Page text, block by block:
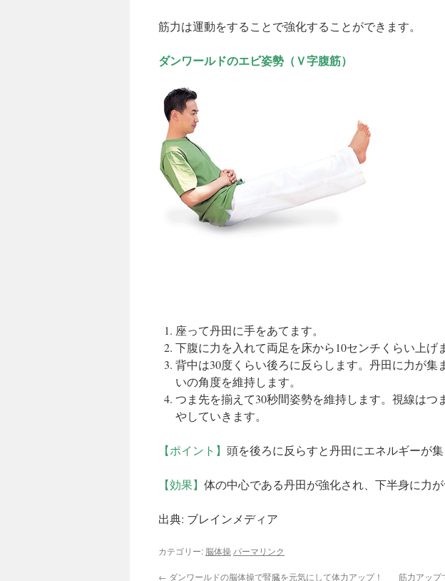
筋力は運動をすることで強化することができます。
ダンワールドのエビ姿勢（Ｖ字腹筋）
座って丹田に手をあてます。
下腹に力を入れて両足を床から10センチくらい上げ
背中は30度くらい後ろに反らします。丹田に力が集
いの角度を維持します。
つま先を揃えて30秒間姿勢を維持します。視線はつ
やしていきます。
【ポイント】 頭を後ろに反らすと丹田にエネルギーが集
【効果】 体の中心である丹田が強化され、下半身に力が
出典: ブレインメディア
カテゴリー: 脳体操 パーマリンク
← ダンワールドの脳体操で腎臓を元気にして体力アップ！ 筋力アップ